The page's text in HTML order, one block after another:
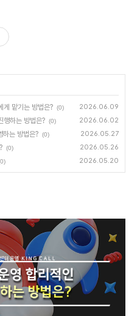
게 맡기는 방법은? (0) 2026.06.09
행하는 방법은? (0) 2026.06.02
는 방법은? (0) 2026.05.27
(0) 2026.05.26
2026.05.20